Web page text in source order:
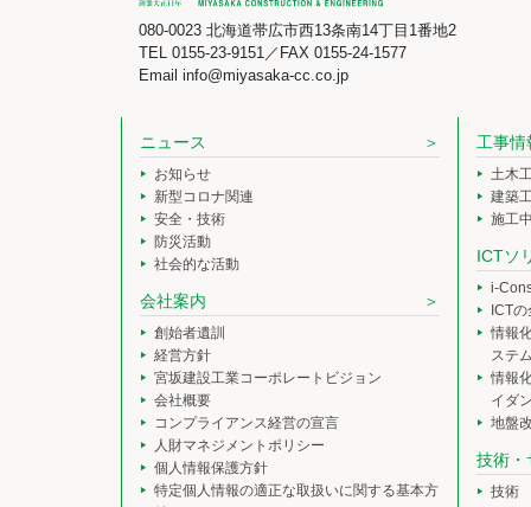
080-0023 北海道帯広市西13条南14丁目1番地2
TEL 0155-23-9151／FAX 0155-24-1577
Email info@miyasaka-cc.co.jp
ニュース
お知らせ
新型コロナ関連
安全・技術
防災活動
社会的な活動
会社案内
創始者遺訓
経営方針
宮坂建設工業コーポレートビジョン
会社概要
コンプライアンス経営の宣言
人財マネジメントポリシー
個人情報保護方針
特定個人情報の適正な取扱いに関する基本方
工事情
土木
建築
施工
ICTソ
i-
ICT
情報
ステ
情報
イダ
地盤
技術・
技術